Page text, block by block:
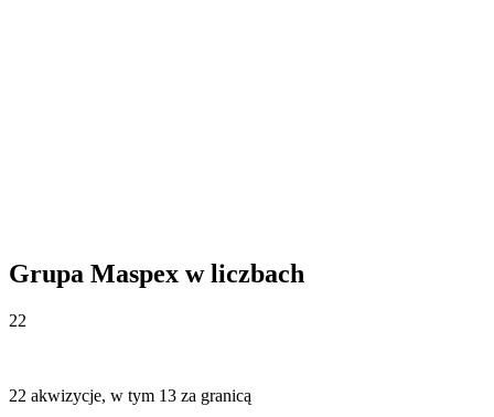
Grupa Maspex w liczbach
22
22 akwizycje, w tym 13 za granicą